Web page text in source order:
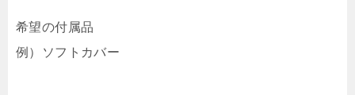
希望の付属品
例）ソフトカバー